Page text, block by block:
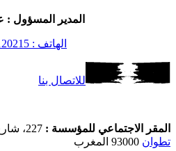
المدير المسؤول :
الهاتف : 0610120215
للاتصال بنا
المقر الاجتماعي للمؤسسة : 227، شارع محمد بنونة، الطويلع –
تطوان